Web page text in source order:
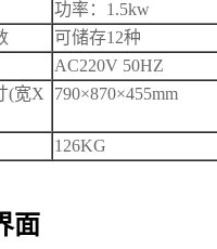
功率：1.5kw
可储存12种
AC220V 50HZ
(宽X
790×870×455mm
126KG
面